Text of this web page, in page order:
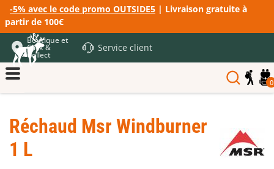
-5% avec le code promo OUTSIDE5 | Livraison gratuite à
partir de 100€
Boutique et
Click &
Collect
Service client
0
Réchaud Msr Windburner
1 L